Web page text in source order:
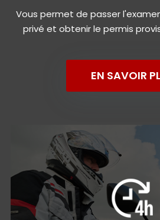
Vous permet de passer
privé et obtenir le permis
EN SAVOIR